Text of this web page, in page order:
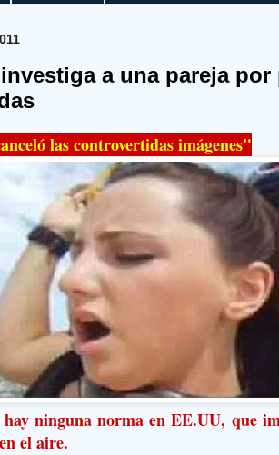
investiga a una pareja
las controvertidas imágenes"
ninguna norma en EE.UU, que
el aire.